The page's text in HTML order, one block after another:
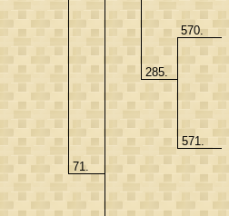
71.
285.
570.
571.